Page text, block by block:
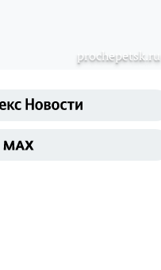
prochepetsk.ru